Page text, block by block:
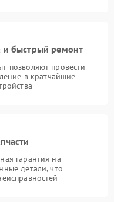
и быстрый ремонт
позволяют провести
в кратчайшие
гарантия на
детали, что